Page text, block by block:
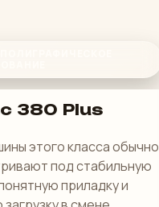
380 Plus
этого класса обычно
под стабильную
приладку и